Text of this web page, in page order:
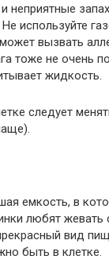
неприятные
используйте
вызвать
тоже не очень
жидкость.
следует
емкость, в
любят жевать
вид
быть в клетке.